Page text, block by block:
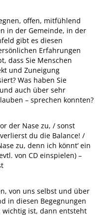
offen, mitfühlend
in der Gemeinde, in der
gibt es diesen
Erfahrungen
dass Sie Menschen
und Zuneigung
Was haben Sie
auch über sehr
– sprechen konnten?
der Nase zu, / sonst
du die Balance! /
zu, denn ich könnt‘ ein
von CD einspielen) –
von uns selbst und über
in diesen Begegnungen
ist, dann entsteht